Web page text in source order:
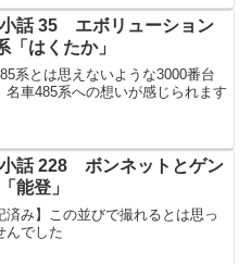
話 35 エボリューション
「はくたか」
系とは思えないような3000番台
名車485系への想いが感じられます
話 228 ボンネットとゲン
能登」
済み】この並びで撮れるとは思っ
んでした